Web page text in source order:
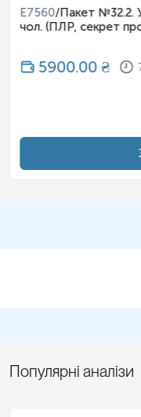
E7560/Пакет №32.2.
чол. (ПЛР, секрет
5900.00₴
Популярні аналізи